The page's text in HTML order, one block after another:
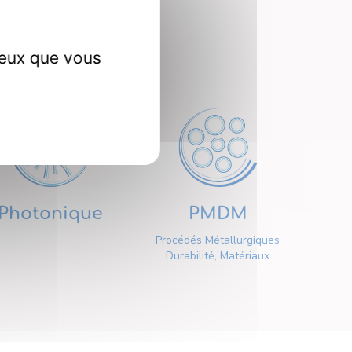
PMDM
Procédés Métallurgiques
Durabilité, Matériaux
que vous